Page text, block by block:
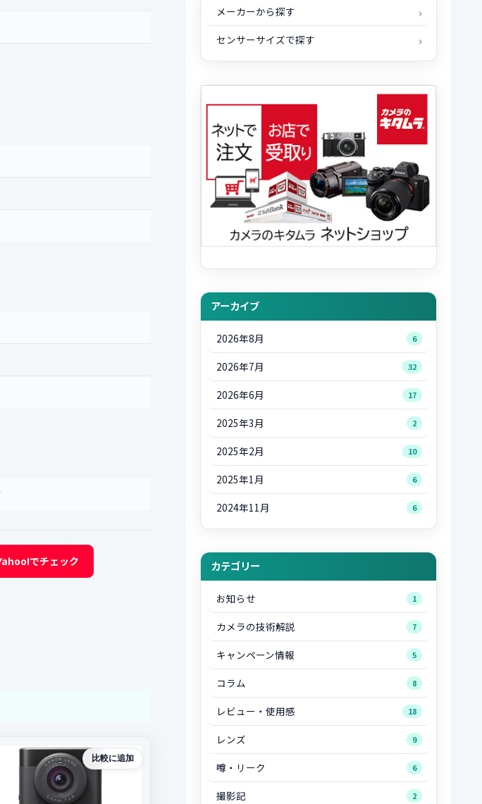
でチェック
比較に追加
メーカーから探す
センサーサイズで探す
アーカイブ
2026年8月 6
2026年7月 32
2026年6月 17
2025年3月 2
2025年2月 10
2025年1月 6
2024年11月 6
カテゴリー
お知らせ 1
カメラの技術解説 7
キャンペーン情報 5
コラム 8
レビュー・使用感 18
レンズ 9
噂・リーク 6
撮影記 2